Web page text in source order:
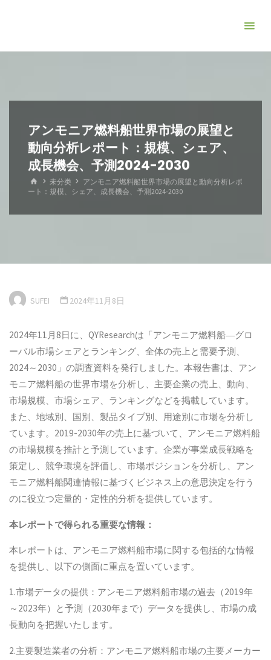
アンモニア燃料船世界市場の展望と
動向分析レポート：規模、シェア、
成長機会、予測2024-2030
ホ
ー
未分类
アンモニア燃料船世界市場の展望と動向分析レポ
ート：規模、シェア、成長機会、予測2024-2030
SUFEI 2024年11月8日
2024年11月8日に、QYResearchは「アンモニア燃料船―グロ
ーバル市場シェアとランキング、全体の売上と需要予測、
2024～2030」の調査資料を発行しました。本報告書は、アン
モニア燃料船の世界市場を分析し、主要企業の売上、動向、
市場規模、市場シェア、ランキングなどを掲載しています。
また、地域別、国別、製品タイプ別、用途別に市場を分析し
ています。2019-2030年の売上に基づいて、アンモニア燃料船
の市場規模を推計と予測しています。企業が事業成長戦略を
策定し、競争環境を評価し、市場ポジションを分析し、アン
モニア燃料船関連情報に基づくビジネス上の意思決定を行う
のに役立つ定量的・定性的分析を提供しています。
本レポートで得られる重要な情報：
本レポートは、アンモニア燃料船市場に関する包括的な情報
を提供し、以下の側面に重点を置いています。
1.市場データの提供：アンモニア燃料船市場の過去（2019年
～2023年）と予測（2030年まで）データを提供し、市場の成
長動向を把握いたします。
2.主要製造業者の分析：アンモニア燃料船市場の主要メーカー